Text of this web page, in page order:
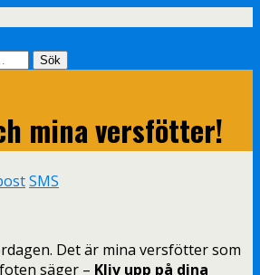
mina versfötter!
SMS
Det är mina versfötter som
säger – Kliv upp på dina